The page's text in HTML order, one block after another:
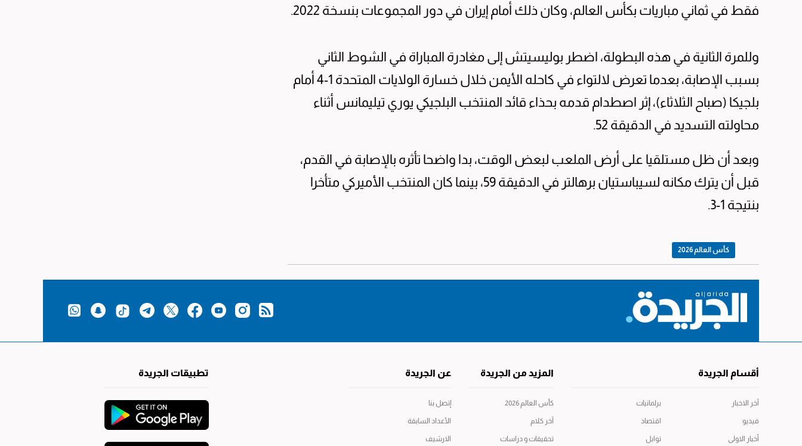
فقط في ثماني مباريات بكأس العالم، وكان ذلك أمام إيران في دور المجموعات بنسخة 2022.
وللمرة الثانية في هذه البطولة، اضطر بوليسيتش إلى مغادرة المباراة في الشوط الثاني
بسبب الإصابة، بعدما تعرض لالتواء في كاحله الأيمن خلال خسارة الولايات المتحدة 1-4 أمام
بلجيكا (صباح الثلاثاء)، إثر اصطدام قدمه بحذاء قائد المنتخب البلجيكي يوري تيليمانس أثناء
محاولته التسديد في الدقيقة 52.
وبعد أن ظل مستلقيا على أرض الملعب لبعض الوقت، بدا واضحا تأثره بالإصابة في القدم،
قبل أن يترك مكانه لسيباستيان برهالتر في الدقيقة 59، بينما كان المنتخب الأميركي متأخرا
بنتيجة 1-3.
كأس العالم 2026
أقسام الجريدة
آخر الاخبار
فيديو
أخبار الاولى
برلمانيات
اقتصاد
توابل
المزيد من الجريدة
كأس العالم 2026
آخر كلام
تحقيقات و دراسات
عن الجريدة
إتصل بنا
الأعداد السابقة
الارشيف
تطبيقات الجريدة